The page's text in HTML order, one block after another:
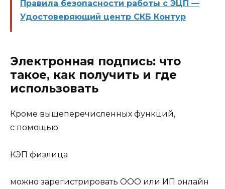
Правила безопасности работы с ЭЦП —
Удостоверяющий центр СКБ Контур
Электронная подпись: что
такое, как получить и где
использовать
Кроме вышеперечисленных функций,
с помощью
КЭП физлица
можно зарегистрировать ООО или ИП онлайн